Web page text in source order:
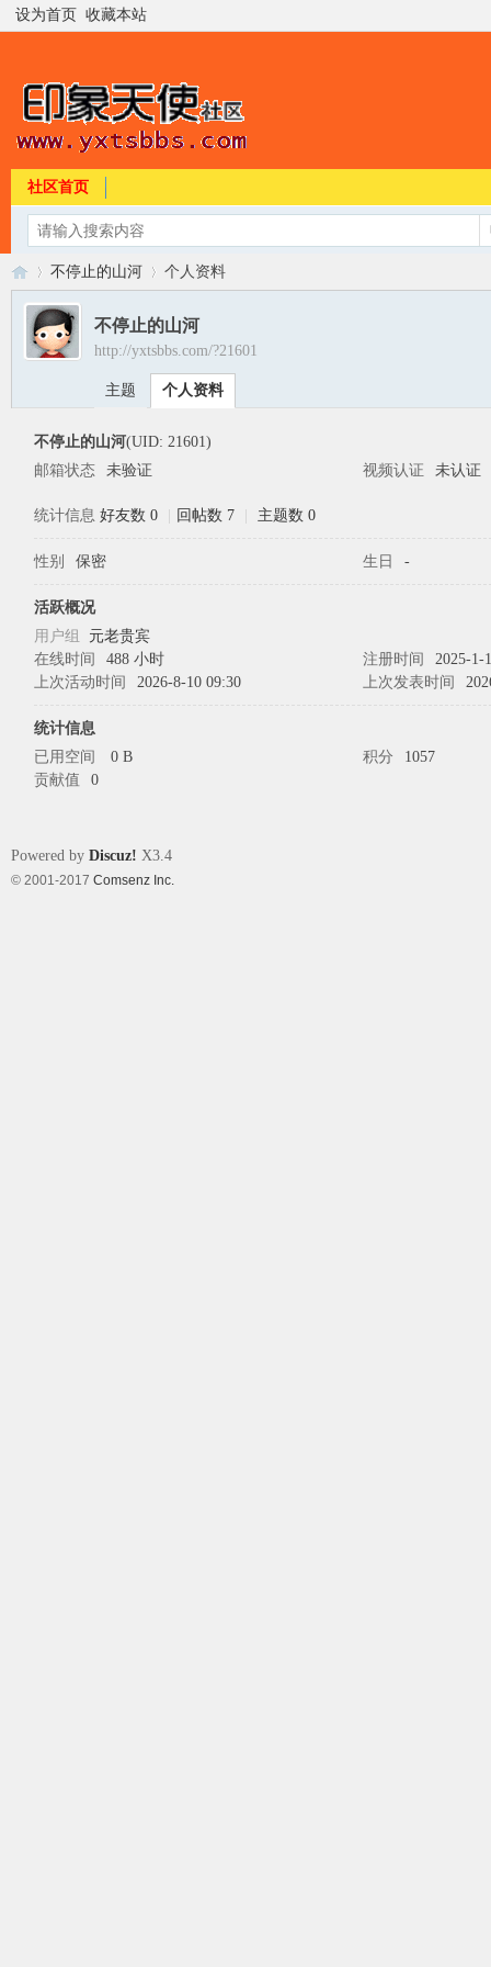
设为首页 收藏本站
社区首页
›
不停止的山河 个人资料
不停止的山河
http://yxtsbbs.com/?21601
主题 个人资料
不停止的山河(UID: 21601)
邮箱状态
未验证 视频认证 未认证
统计信息 好友数 0 回帖数 7 主题数 0
性别 保密 生日 -
活跃概况
用户组 元老贵宾
在线时间
488 小时 注册时间
2025-1-
上次活动时间
2026-8-10 09:30 上次发表时间
统计信息
已用空间
0 B 积分
1057
贡献值
0
Powered by Discuz! X3.4
© 2001-2017 Comsenz Inc.